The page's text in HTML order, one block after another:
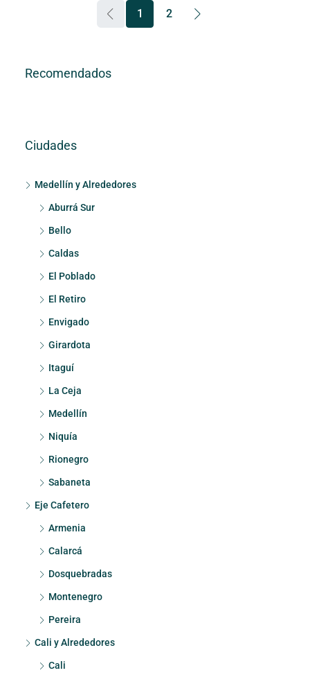
1 2
Recomendados
Ciudades
Medellín y Alrededores
Aburrá Sur
Bello
Caldas
El Poblado
El Retiro
Envigado
Girardota
Itaguí
La Ceja
Medellín
Niquía
Rionegro
Sabaneta
Eje Cafetero
Armenia
Calarcá
Dosquebradas
Montenegro
Pereira
Cali y Alrededores
Cali